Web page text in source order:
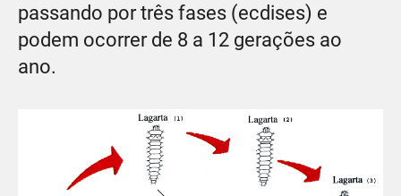
passando por três fases (ecdises) e
podem ocorrer de 8 a 12 gerações ao
ano.